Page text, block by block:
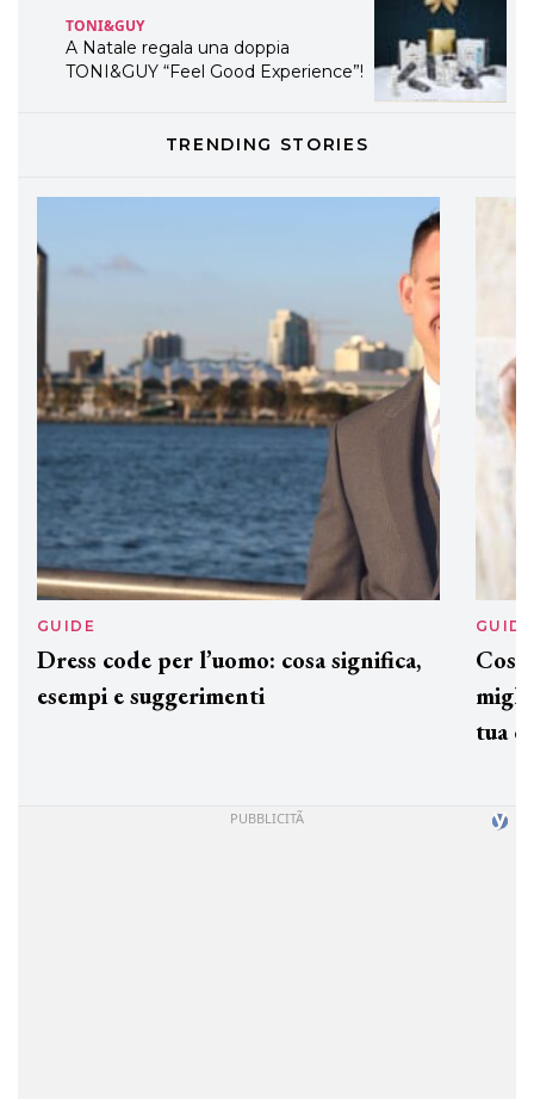
TONI&GUY
LABEL.M lancia la sua innovativa ed
TRENDING STORIES
GUIDE
Dress code per l’uomo: cosa significa,
esempi e suggerimenti
GUIDE
tua